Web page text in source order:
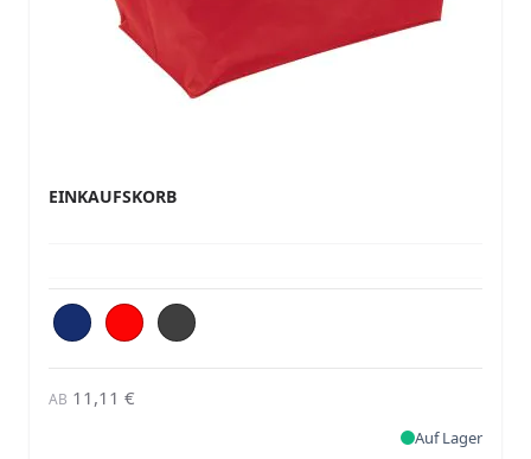
EINKAUFSKORB
AB 11,11 €
Auf Lager